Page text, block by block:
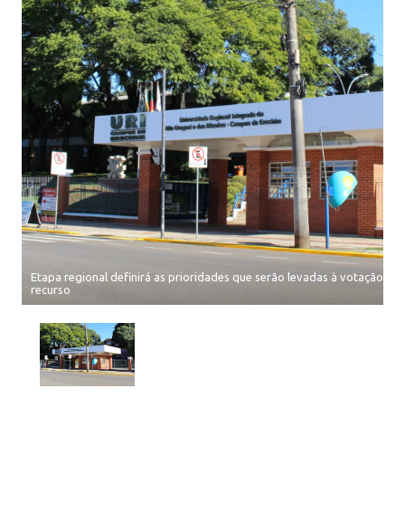
Etapa regional definirá as prioridades que serão levadas à votação
recurso